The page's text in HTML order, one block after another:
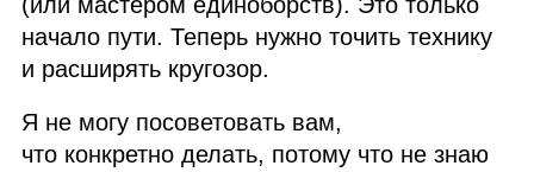
начало пути. Теперь нужно точить технику
и расширять кругозор.
Я не могу посоветовать вам,
что конкретно делать, потому что не знаю